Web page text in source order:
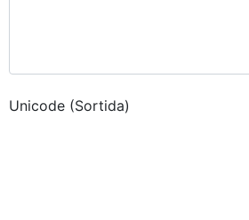
Unicode (Sortida)